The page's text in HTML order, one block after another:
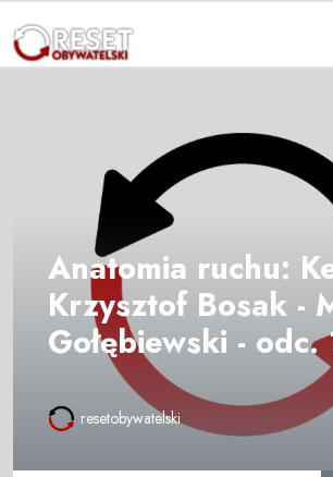
Anatomia ruchu:
Krzysztof Bosak -
Gołębiewski - odc.
resetobywatelski